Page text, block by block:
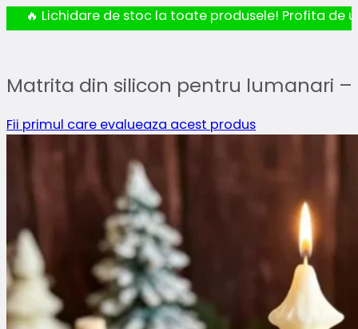
🔥 Lichidare de stoc la toate produsele! Profita de
Matrita din silicon pentru lumanari –
Fii primul care evalueaza acest produs